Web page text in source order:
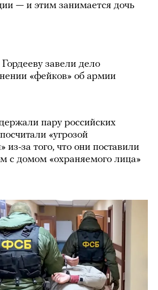
— и этим занимается дочь
завели дело
«фейков» об армии
пару российских
«угрозой
из-за того, что они поставили
с домом «охраняемого лица»